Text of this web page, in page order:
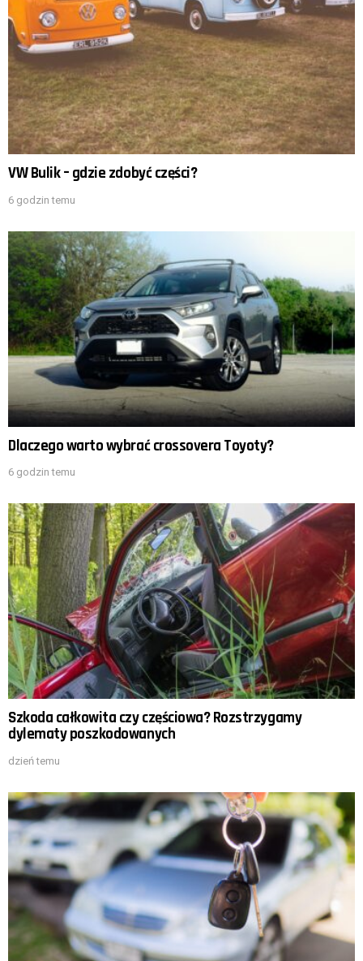
VW Bulik – gdzie zdobyć części?
6 godzin temu
Dlaczego warto wybrać crossovera Toyoty?
6 godzin temu
Szkoda całkowita czy częściowa? Rozstrzygamy
dylematy poszkodowanych
dzień temu